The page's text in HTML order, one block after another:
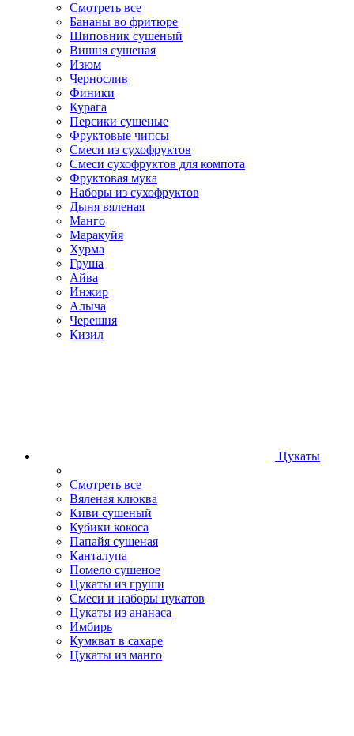
Смотреть все
Бананы во фритюре
Шиповник сушеный
Вишня сушеная
Изюм
Чернослив
Финики
Курага
Персики сушеные
Фруктовые чипсы
Смеси из сухофруктов
Смеси сухофруктов для компота
Фруктовая мука
Наборы из сухофруктов
Дыня вяленая
Манго
Маракуйя
Хурма
Груша
Айва
Инжир
Алыча
Черешня
Кизил
Цукаты
Смотреть все
Вяленая клюква
Киви сушеный
Кубики кокоса
Папайя сушеная
Канталупа
Помело сушеное
Цукаты из груши
Смеси и наборы цукатов
Цукаты из ананаса
Имбирь
Кумкват в сахаре
Цукаты из манго